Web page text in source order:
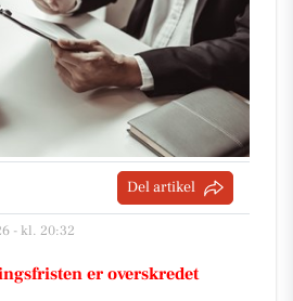
Del artikel
- kl. 20:32
er overskredet